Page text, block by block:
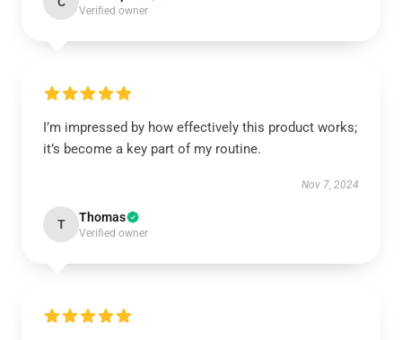
Verified owner
I’m impressed by how effectively this product works;
it’s become a key part of my routine.
Nov 7, 2024
T Thomas
Verified owner